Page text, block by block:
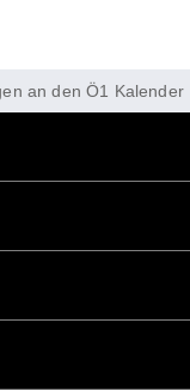
an den Ö1 Kalender